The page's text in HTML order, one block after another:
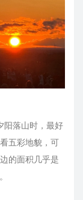
阳落山时，最好
五彩地貌，可
的面积几乎是